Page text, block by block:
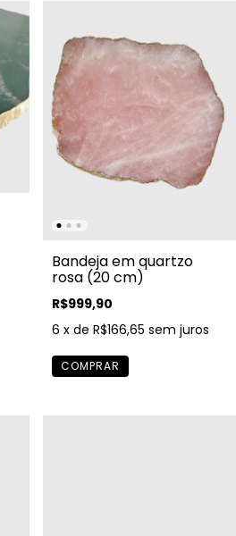
Bandeja em quartzo
rosa (20 cm)
R$999,90
6 x de R$166,65 sem juros